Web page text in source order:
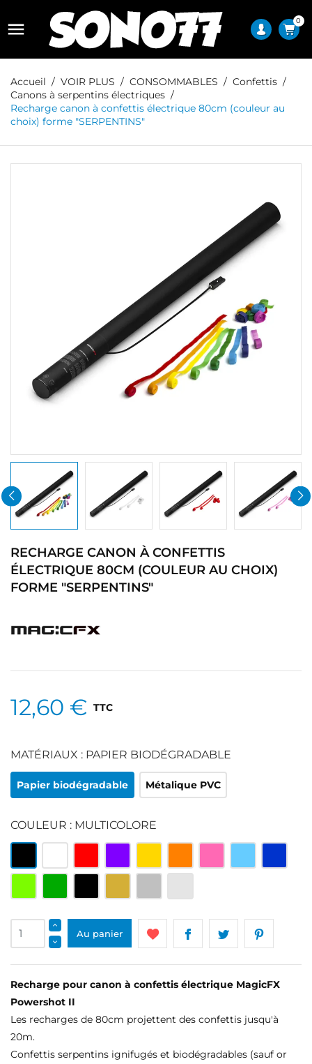
 0
Accueil VOIR PLUS CONSOMMABLES
Confettis
Canons à serpentins électriques
Recharge canon à confettis électrique 80cm (couleur au
choix) forme "SERPENTINS"
RECHARGE CANON À CONFETTIS
ÉLECTRIQUE 80CM (COULEUR AU CHOIX)
FORME "SERPENTINS"
12,60 € TTC
MATÉRIAUX : PAPIER BIODÉGRADABLE
Papier biodégradable Métalique PVC
COULEUR : MULTICOLORE
Multicolore Rouge Violet Jaune Orange
Bleu
Vert
Vert Noir
Au panier
Recharge pour canon à confettis électrique MagicFX
Powershot II
Les recharges de 80cm projettent des confettis jusqu'à
20m.
Confettis serpentins ignifugés et biodégradables (sauf or